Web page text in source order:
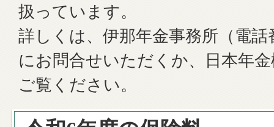
扱っています。
詳しくは、伊那年金事務所（電
にお問合せいただくか、日本年
ご覧ください。